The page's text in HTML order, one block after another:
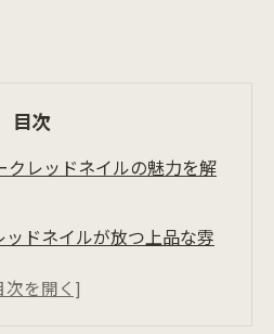
目次
クレッドネイルの魅力を解
ッドネイルが放つ上品な雰